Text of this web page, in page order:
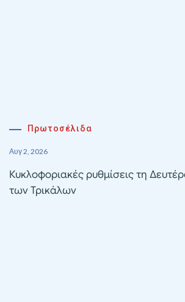
Πρωτοσέλιδα
Αυγ 2, 2026
Κυκλοφοριακές ρυθμίσεις τη
των Τρικάλων